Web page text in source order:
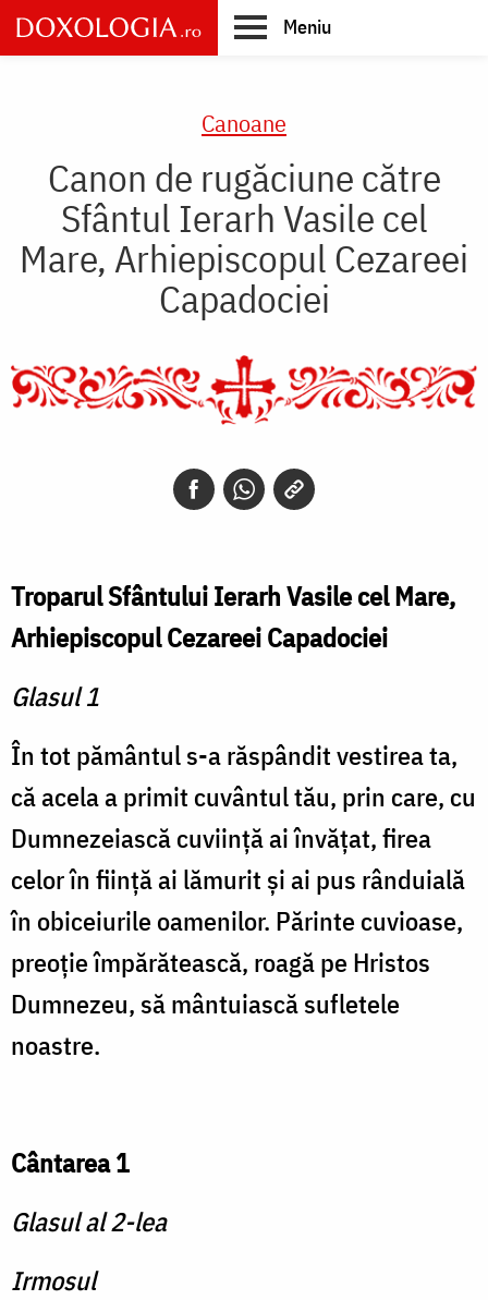
Skip
to
main
Meniu
Canoane
Canon de rugăciune către
Sfântul Ierarh Vasile cel
Mare, Arhiepiscopul Cezareei
Capadociei
Troparul Sfântului Ierarh Vasile cel Mare,
Arhiepiscopul Cezareei Capadociei
Glasul 1
În tot pământul s-a răspândit vestirea ta,
că acela a primit cuvântul tău, prin care, cu
Dumnezeiască cuviinţă ai învăţat, firea
celor în fiinţă ai lămurit şi ai pus rânduială
în obiceiurile oamenilor. Părinte cuvioase,
preoţie împărătească, roagă pe Hristos
Dumnezeu, să mântuiască sufletele
noastre.
Cântarea 1
Glasul al 2-lea
Irmosul